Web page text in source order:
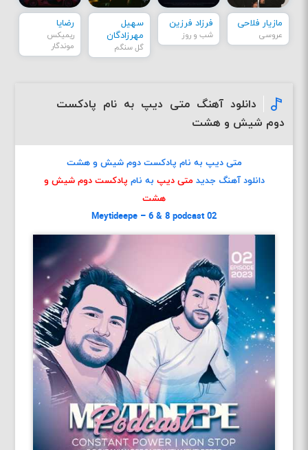
مازیار فلاحی
عروسی
فرزاد فرزین
شب و روز
سهیل
مهرزادگان
گل سنگم
رضایا
ریمیکس
موندگار
دانلود آهنگ متی دیپ به نام پادکست
دوم شیش و هشت
متی دیپ به نام پادکست دوم شیش و هشت
دانلود آهنگ جدید متی دیپ به نام پادکست دوم شیش و
هشت
Meytideepe – 6 & 8 podcast 02